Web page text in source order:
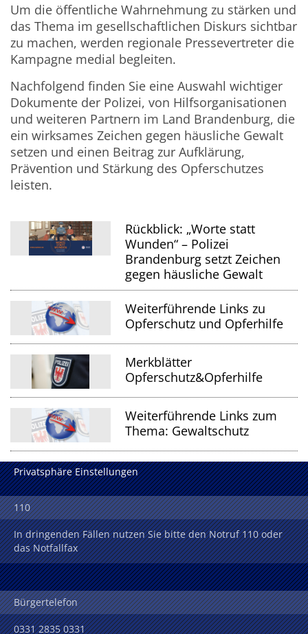
Um die öffentliche Wahrnehmung zu stärken und
das Thema im gesellschaftlichen Diskurs sichtbar
zu machen, werden regionale Pressevertreter die
Kampagne medial begleiten.
Nachfolgend finden Sie eine Auswahl wichtiger
Dokumente der Polizei, von Hilfsorganisationen
und weiteren Partnern im Land Brandenburg, die
ein wirksames Zeichen gegen häusliche Gewalt
setzen und einen Beitrag zur Aufklärung,
Prävention und Stärkung des Opferschutzes
leisten.
Rückblick: „Worte statt
Wunden“ – Polizei
Brandenburg setzt Zeichen
gegen häusliche Gewalt
Weiterführende Links zu
Opferschutz und Opferhilfe
Merkblätter
Opferschutz&Opferhilfe
Weiterführende Links zum
Thema: Gewaltschutz
Privatsphäre Einstellungen
110
In dringenden Fällen nutzen Sie bitte den Notruf 110 oder
das Notfallfax
Bürgertelefon
0331 2835 0331